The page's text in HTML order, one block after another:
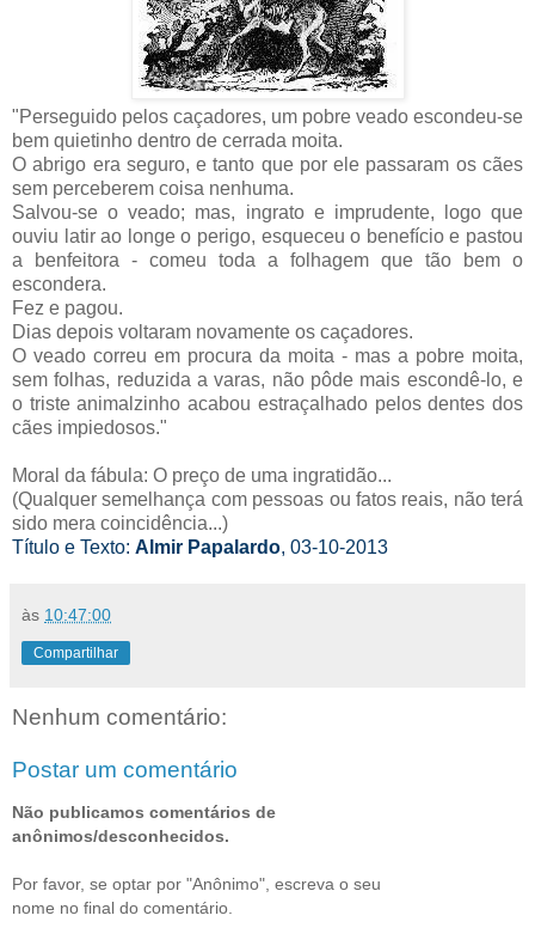
"Perseguido pelos caçadores, um pobre veado escondeu-se
bem quietinho dentro de cerrada moita.
O abrigo era seguro, e tanto que por ele passaram os cães
sem perceberem coisa nenhuma.
Salvou-se o veado; mas, ingrato e imprudente, logo que
ouviu latir ao longe o perigo, esqueceu o benefício e pastou
a benfeitora - comeu toda a folhagem que tão bem o
escondera.
Fez e pagou.
Dias depois voltaram novamente os caçadores.
O veado correu em procura da moita - mas a pobre moita,
sem folhas, reduzida a varas, não pôde mais escondê-lo, e
o triste animalzinho acabou estraçalhado pelos dentes dos
cães impiedosos."
Moral da fábula: O preço de uma ingratidão...
(Qualquer semelhança com pessoas ou fatos reais, não terá
sido mera coincidência...)
Título e Texto: Almir Papalardo, 03-10-2013
às 10:47:00
Compartilhar
Nenhum comentário:
Postar um comentário
Não publicamos comentários de
anônimos/desconhecidos.
Por favor, se optar por "Anônimo", escreva o seu
nome no final do comentário.